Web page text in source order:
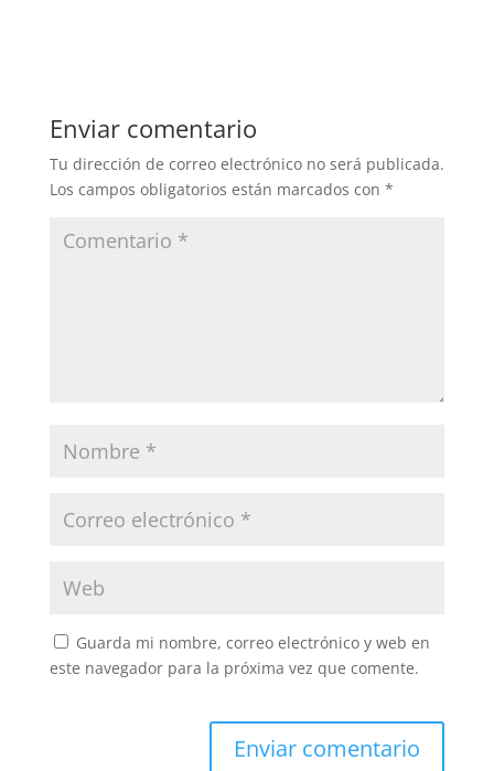
b
o
o
d
o
n
ar
tir
Enviar comentario
Tu dirección de correo electrónico no será publicada.
Los campos obligatorios están marcados con *
Guarda mi nombre, correo electrónico y web en
este navegador para la próxima vez que comente.